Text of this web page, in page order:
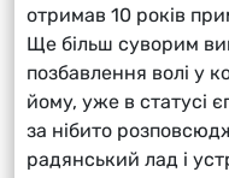
отримав 10 років
Ще більш суворим
позбавлення волі у
йому, уже в статусі
за нібито
радянський лад і